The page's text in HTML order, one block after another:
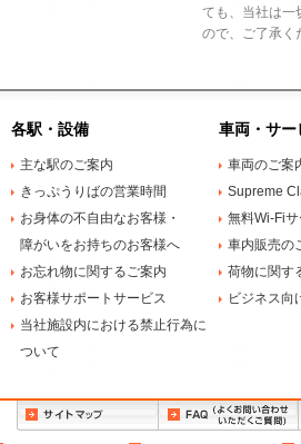
ても、当社は一
ので、ご了承く
各駅・設備
主な駅のご案内
きっぷうりばの営業時間
お身体の不自由なお客様・
障がいをお持ちのお客様へ
お忘れ物に関するご案内
お客様サポートサービス
当社施設内における禁止行為に
ついて
車両・サー
車両のご案
Supreme
無料Wi-Fi
車内販売の
荷物に関す
ビジネス向
サイトマップ FAQ（よくお問い合